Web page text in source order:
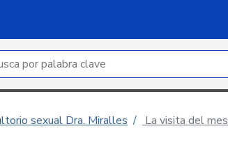
de búsqueda por palabra clave
sexual Dra. Miralles La visita del mes